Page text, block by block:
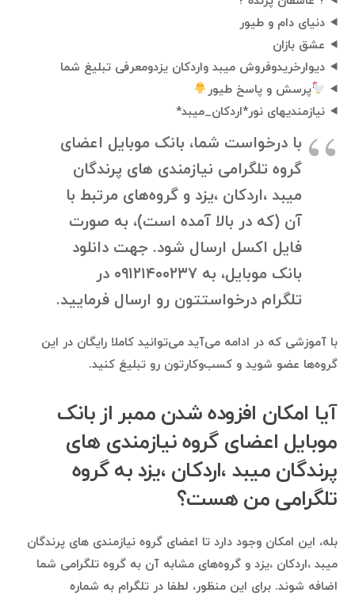
دنیای دام و طیور
عشق بازان
دیوارخریدوفروش میبد واردکان یزدومعرفی تبلیغ شما
پرسش و پاسخ طیور
نیازمندیهای نور*اردکان_میبد*
با درخواست شما، بانک موبایل اعضای
گروه تلگرامی نیازمندی های پرندگان
میبد ،اردکان ،یزد و گروه‌های مرتبط با
آن (که در بالا آمده است)، به صورت
فایل اکسل ارسال شود. جهت دانلود
بانک موبایل، به ۰۹۱۲۱۴۰۰۲۳۷ در
تلگرام درخواستتون رو ارسال فرمایید.
با آموزشی که در ادامه می‌آید می‌توانید کاملا رایگان در این
گروه‌ها عضو شوید و کسب‌وکارتون رو تبلیغ کنید.
آیا امکان افزوده شدن ممبر از بانک
موبایل اعضای گروه نیازمندی های
پرندگان میبد ،اردکان ،یزد به گروه
تلگرامی من هست؟
بله، این امکان وجود دارد تا اعضای گروه نیازمندی های پرندگان
میبد ،اردکان ،یزد و گروه‌های مشابه آن به گروه تلگرامی شما
اضافه شوند. برای این منظور، لطفا در تلگرام به شماره